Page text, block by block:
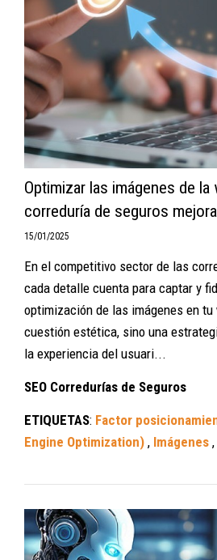
Optimizar las imágenes de la
correduría de seguros
15/01/2025
En el competitivo sector de las
cada detalle cuenta para captar y
optimización de las imágenes en
cuestión estética, sino una
la experiencia del usuari...
SEO Corredurías de Seguros
ETIQUETAS: Factor
Engine Optimization) , Imágenes ,